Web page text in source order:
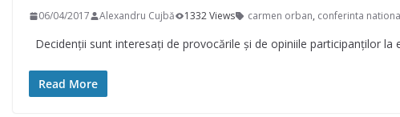
06/04/2017 Alexandru Cujbă 1332 Views carmen orban, conferinta
Decidenții sunt interesați de provocările și de opiniile participanților
Read More